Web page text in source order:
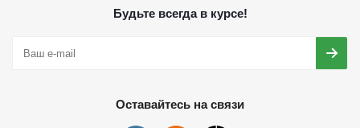
Будьте всегда в курсе!
Оставайтесь на связи